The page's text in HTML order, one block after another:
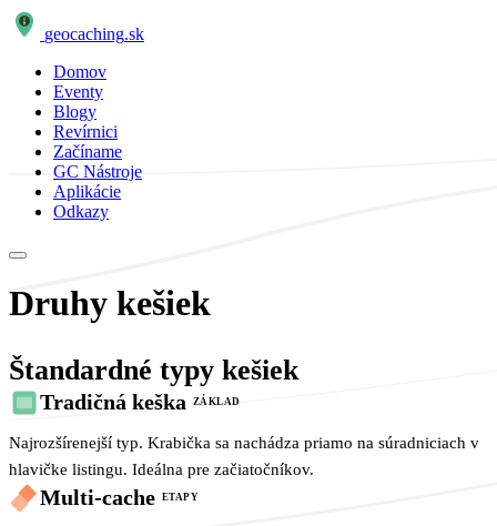
geocaching.sk
Domov
Eventy
Blogy
Revírnici
Začíname
GC Nástroje
Aplikácie
Odkazy
Druhy kešiek
Štandardné typy kešiek
Tradičná keška ZÁKLAD
Najrozšírenejší typ. Krabička sa nachádza priamo na súradniciach v
hlavičke listingu. Ideálna pre začiatočníkov.
Multi-cache ETAPY